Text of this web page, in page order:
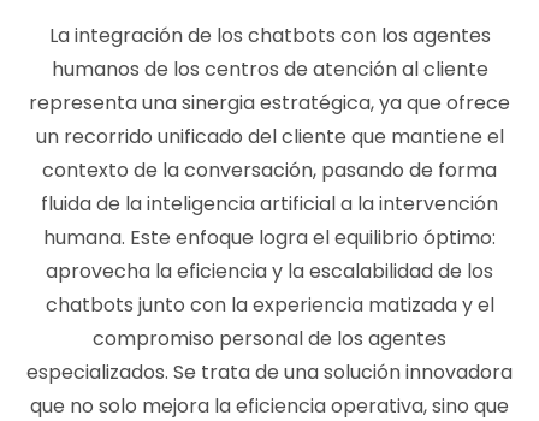
La integración de los chatbots con los agentes
humanos de los centros de atención al cliente
representa una sinergia estratégica, ya que ofrece
un recorrido unificado del cliente que mantiene el
contexto de la conversación, pasando de forma
fluida de la inteligencia artificial a la intervención
humana. Este enfoque logra el equilibrio óptimo:
aprovecha la eficiencia y la escalabilidad de los
chatbots junto con la experiencia matizada y el
compromiso personal de los agentes
especializados. Se trata de una solución innovadora
que no solo mejora la eficiencia operativa, sino que